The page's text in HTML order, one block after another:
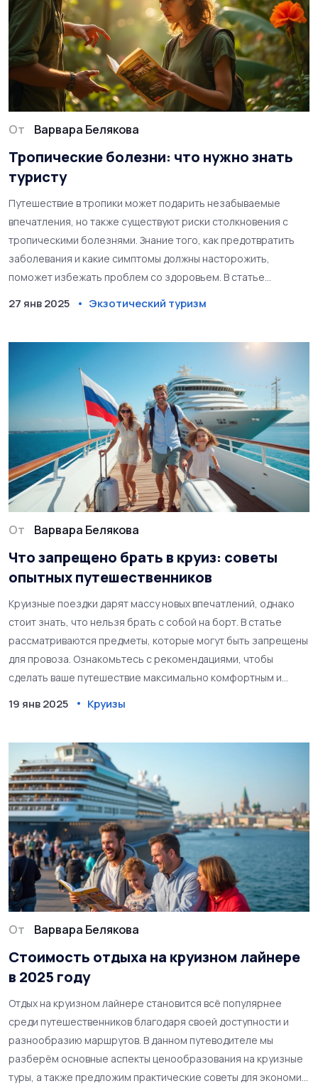
От Варвара Белякова
Тропические болезни: что нужно знать
туристу
Путешествие в тропики может подарить незабываемые
впечатления, но также существуют риски столкновения с
тропическими болезнями. Знание того, как предотвратить
заболевания и какие симптомы должны насторожить,
поможет избежать проблем со здоровьем. В статье
профилактика, и советы для туристов. Подготовленный к
тропиков без излишних тревог.
27 янв 2025 Экзотический туризм
От Варвара Белякова
Что запрещено брать в круиз: советы
опытных путешественников
Круизные поездки дарят массу новых впечатлений, однако
стоит знать, что нельзя брать с собой на борт. В статье
рассматриваются предметы, которые могут быть запрещены
для провоза. Ознакомьтесь с рекомендациями, чтобы
сделать ваше путешествие максимально комфортным и
неприятных ситуаций.
19 янв 2025 Круизы
От Варвара Белякова
Стоимость отдыха на круизном лайнере
в 2025 году
Отдых на круизном лайнере становится всё популярнее
среди путешественников благодаря своей доступности и
разнообразию маршрутов. В данном путеводителе мы
разберём основные аспекты ценообразования на круизные
туры, а также предложим практические советы для экономии